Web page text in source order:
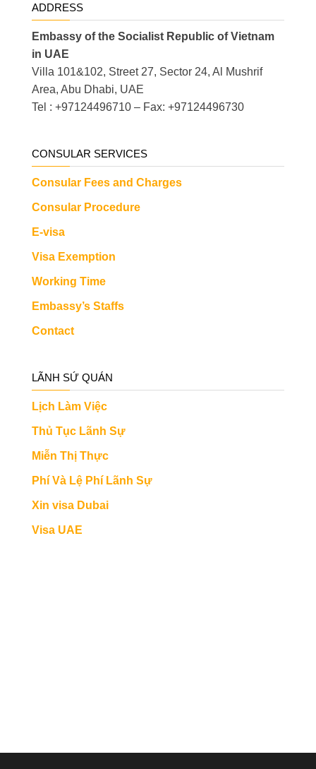
ADDRESS
Embassy of the Socialist Republic of Vietnam
in UAE
Villa 101&102, Street 27, Sector 24, Al Mushrif
Area, Abu Dhabi, UAE
Tel : +97124496710 – Fax: +97124496730
CONSULAR SERVICES
Consular Fees and Charges
Consular Procedure
E-visa
Visa Exemption
Working Time
Embassy’s Staffs
Contact
LÃNH SỨ QUÁN
Lịch Làm Việc
Thủ Tục Lãnh Sự
Miễn Thị Thực
Phí Và Lệ Phí Lãnh Sự
Xin visa Dubai
Visa UAE